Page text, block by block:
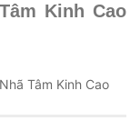
Kinh Cao
Tâm Kinh Cao